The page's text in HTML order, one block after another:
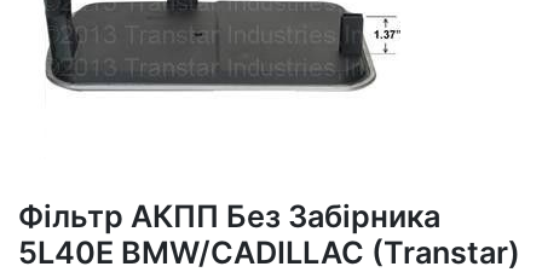
Фільтр АКПП Без Забірника
5L40E BMW/CADILLAC (Transtar)